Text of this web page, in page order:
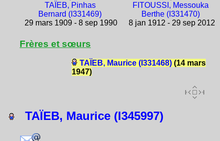
TAÏEB, Pinhas
Bernard (I331469)
29 mars 1909 - 8 sep 1990
FITOUSSI, Messouka
Berthe (I331470)
8 jan 1912 - 29 sep 2012
Frères et sœurs
TAÏEB, Maurice (I331468)(14 mars
1947)
TAÏEB, Maurice (I345997)